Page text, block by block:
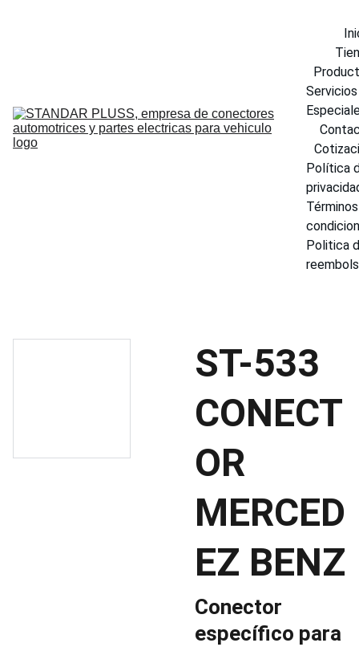
Servicios
Política
Politica
ST-533
CONECT
OR
MERCED
EZ BENZ
Conector
específico para